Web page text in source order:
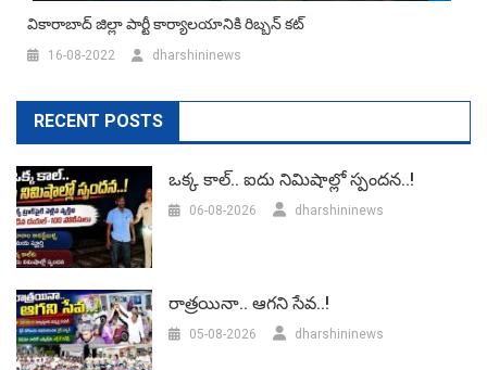
వికారాబాద్ జిల్లా పార్టీ కార్యాలయానికి రిబ్బ‌న్ క‌ట్
16-08-2022 dharshininews
RECENT POSTS
ఒక్క కాల్.. ఐదు నిమిషాల్లో స్పందన..!
06-08-2026 dharshininews
రాత్రయినా.. ఆగని సేవ..!
05-08-2026 dharshininews